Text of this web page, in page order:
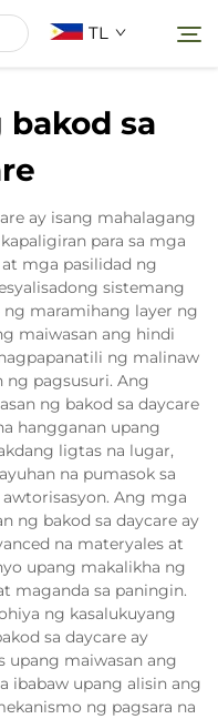
TL
sa
ay isang mahalagang
para sa mga
mga pasilidad ng
sistemang
maramihang layer ng
maiwasan ang hindi
ng malinaw
ng pagsusuri. Ang
ng bakod sa daycare
hangganan upang
ligtas na lugar,
na pumasok sa
Ang mga
ng bakod sa daycare ay
na materyales at
upang makalikha ng
maganda sa paningin.
ng kasalukuyang
sa daycare ay
upang maiwasan ang
ibabaw upang alisin ang
ng pagsara na